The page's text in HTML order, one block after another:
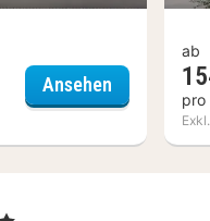
Ansehen Hotel Post
ab
pro